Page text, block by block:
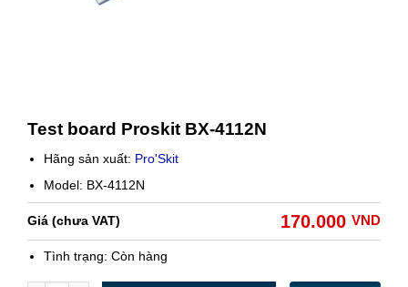
Test board Proskit BX-4112N
Hãng sản xuất: Pro'Skit
Model: BX-4112N
Giá (chưa VAT) 170.000 VND
Tình trạng: Còn hàng